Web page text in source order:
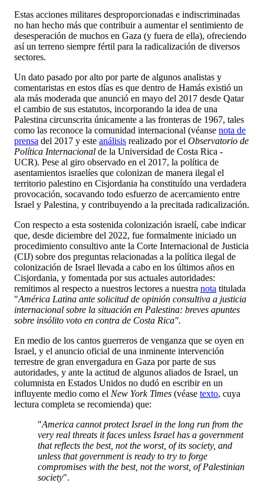
Estas acciones militares desproporcionadas e indiscriminadas
no han hecho más que contribuir a aumentar el sentimiento de
desesperación de muchos en Gaza (y fuera de ella), ofreciendo
así un terreno siempre fértil para la radicalización de diversos
sectores.
Un dato pasado por alto por parte de algunos analistas y
comentaristas en estos días es que dentro de Hamás existió un
ala más moderada que anunció en mayo del 2017 desde Qatar
el cambio de sus estatutos, incorporando la idea de una
Palestina circunscrita únicamente a las fronteras de 1967, tales
como las reconoce la comunidad internacional (véanse nota de
prensa del 2017 y este análisis realizado por el Observatorio de
Política Internacional de la Universidad de Costa Rica -
UCR). Pese al giro observado en el 2017, la política de
asentamientos israelíes que colonizan de manera ilegal el
territorio palestino en Cisjordania ha constituído una verdadera
provocación, socavando todo esfuerzo de acercamiento entre
Israel y Palestina, y contribuyendo a la precitada radicalización.
Con respecto a esta sostenida colonización israelí, cabe indicar
que, desde diciembre del 2022, fue formalmente iniciado un
procedimiento consultivo ante la Corte Internacional de Justicia
(CIJ) sobre dos preguntas relacionadas a la política ilegal de
colonización de Israel llevada a cabo en los últimos años en
Cisjordania, y fomentada por sus actuales autoridades:
remitimos al respecto a nuestros lectores a nuestra nota titulada
"América Latina ante solicitud de opinión consultiva a justicia
internacional sobre la situación en Palestina: breves apuntes
sobre insólito voto en contra de Costa Rica".
En medio de los cantos guerreros de venganza que se oyen en
Israel, y el anuncio oficial de una inminente intervención
terrestre de gran envergadura en Gaza por parte de sus
autoridades, y ante la actitud de algunos aliados de Israel, un
columnista en Estados Unidos no dudó en escribir en un
influyente medio como el New York Times (véase texto, cuya
lectura completa se recomienda) que:
"America cannot protect Israel in the long run from the
very real threats it faces unless Israel has a government
that reflects the best, not the worst, of its society, and
unless that government is ready to try to forge
compromises with the best, not the worst, of Palestinian
society".